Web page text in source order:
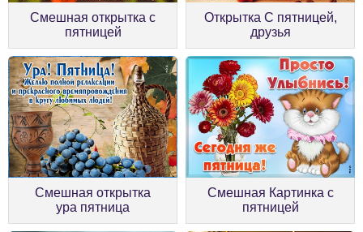
Смешная открытка с
пятницей
Открытка С пятницей,
друзья
Смешная открытка
ура пятница
Смешная Картинка с
пятницей